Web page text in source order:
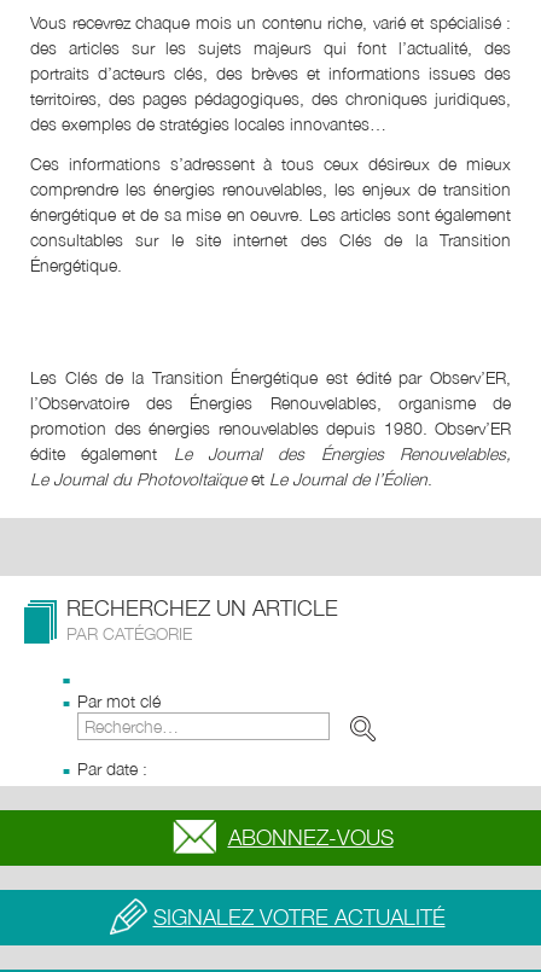
Vous recevrez chaque mois un contenu riche, varié et spécialisé :
des articles sur les sujets majeurs qui font l’actualité, des
portraits d’acteurs clés, des brèves et informations issues des
territoires, des pages pédagogiques, des chroniques juridiques,
des exemples de stratégies locales innovantes…
Ces informations s’adressent à tous ceux désireux de mieux
comprendre les énergies renouvelables, les enjeux de transition
énergétique et de sa mise en oeuvre. Les articles sont également
consultables sur le site internet des Clés de la Transition
Énergétique.
Les Clés de la Transition Énergétique est édité par Observ’ER,
l’Observatoire des Énergies Renouvelables, organisme de
promotion des énergies renouvelables depuis 1980. Observ’ER
édite également Le Journal des Énergies Renouvelables,
Le Journal du Photovoltaïqueet Le Journal de l’Éolien
RECHERCHEZ UN ARTICLE
PAR CATÉGORIE
Par mot clé
Par date :
ABONNEZ-VOUS
SIGNALEZ VOTRE ACTUALITÉ